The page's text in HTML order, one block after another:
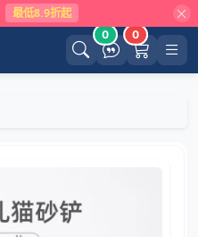
最低8.9折起
0 0